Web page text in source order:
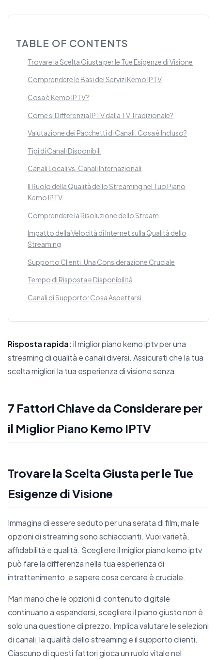
TABLE OF CONTENTS
Trovare la Scelta Giusta per le Tue Esigenze di Visione
Comprendere le Basi dei Servizi Kemo IPTV
Cosa è Kemo IPTV?
Come si Differenzia IPTV dalla TV Tradizionale?
Valutazione dei Pacchetti di Canali: Cosa è Incluso?
Tipi di Canali Disponibili
Canali Locali vs. Canali Internazionali
Il Ruolo della Qualità dello Streaming nel Tuo Piano
Kemo IPTV
Comprendere la Risoluzione dello Stream
Impatto della Velocità di Internet sulla Qualità dello
Streaming
Supporto Clienti: Una Considerazione Cruciale
Tempo di Risposta e Disponibilità
Canali di Supporto: Cosa Aspettarsi
Risposta rapida: il miglior piano kemo iptv per una
streaming di qualità e canali diversi. Assicurati che la tua
scelta migliori la tua esperienza di visione senza
7 Fattori Chiave da Considerare per
il Miglior Piano Kemo IPTV
Trovare la Scelta Giusta per le Tue
Esigenze di Visione
Immagina di essere seduto per una serata di film, ma le
opzioni di streaming sono schiaccianti. Vuoi varietà,
affidabilità e qualità. Scegliere il miglior piano kemo iptv
può fare la differenza nella tua esperienza di
intrattenimento, e sapere cosa cercare è cruciale.
Man mano che le opzioni di contenuto digitale
continuano a espandersi, scegliere il piano giusto non è
solo una questione di prezzo. Implica valutare le selezioni
di canali, la qualità dello streaming e il supporto clienti.
Ciascuno di questi fattori gioca un ruolo vitale nel